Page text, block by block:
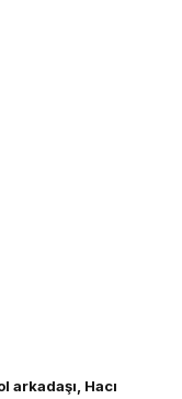
arkadaşı, Hacı